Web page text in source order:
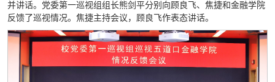
并讲话。党委第一巡视组组长熊剑平分别向顾良飞、焦捷和金融学院
反馈了巡视情况。焦捷主持会议，顾良飞作表态讲话。